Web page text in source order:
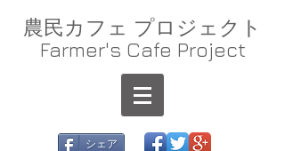
農民カフェ プロジェクト
Farmer's Cafe Project
シェア